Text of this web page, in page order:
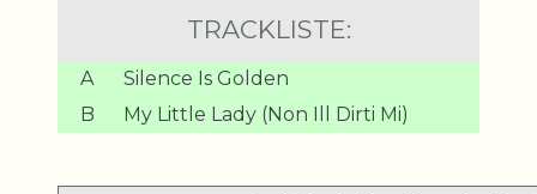
TRACKLISTE:
A
Silence Is Golden
B
My Little Lady (Non Ill Dirti Mi)